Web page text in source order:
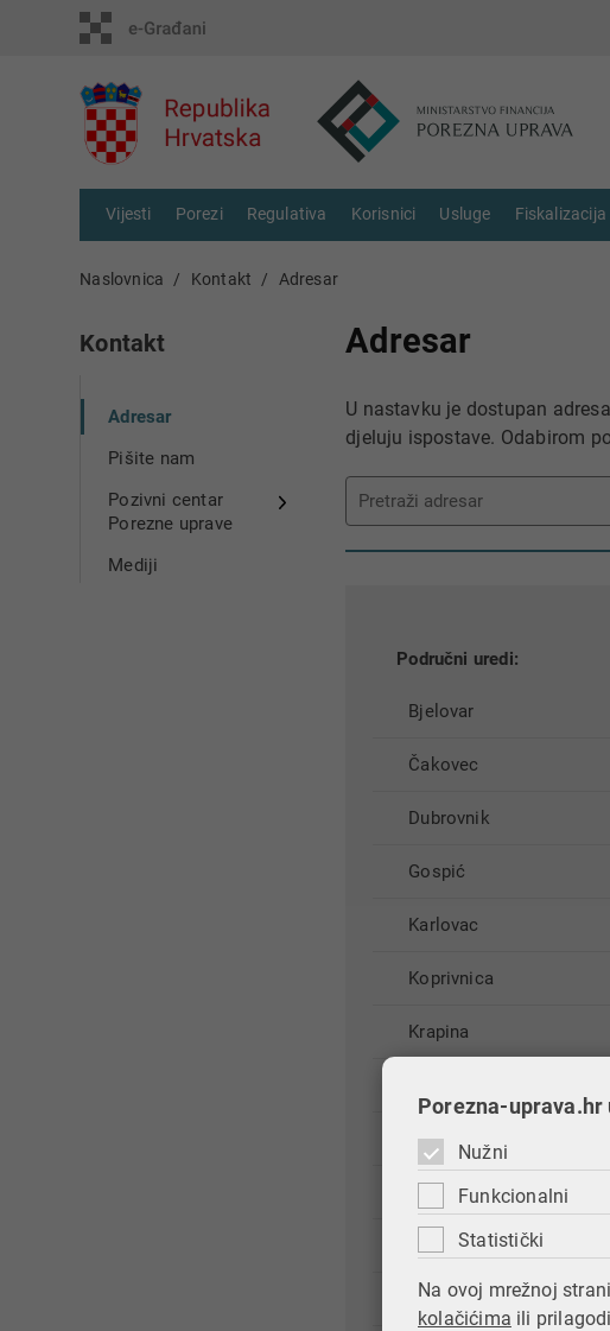
Vijesti Porezi Regulativa Korisnici Usluge Fiskalizacija
Naslovnica Kontakt Adresar
Kontakt
Adresar
Pišite nam
Pozivni centar
Porezne uprave
Mediji​
Adresar
U nastavku je dostupan
djeluju ispostave. Odabirom
Područni uredi:
Bjelovar
Čakovec
Dubrovnik
Gospić
Karlovac
Koprivnica
Krapina
Pazin
Požega
Rijeka
Sisak
Porezna-
Nužni
Funkcionalni
Statistički
Na ovoj mrežnoj
kolačićima ili